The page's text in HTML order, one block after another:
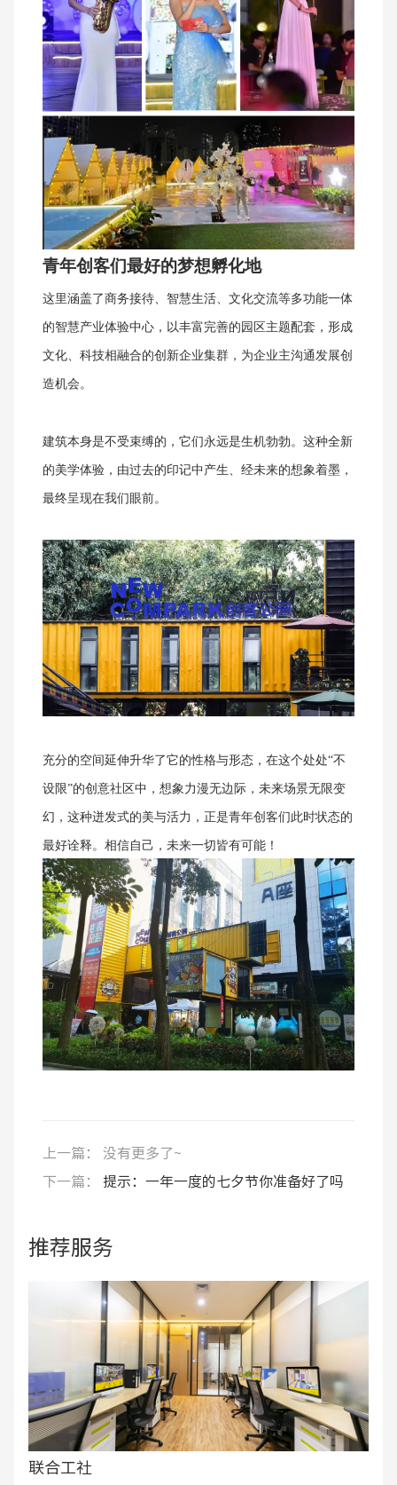
青年创客们最好的梦想孵化地
这里涵盖了商务接待、智慧生活、文化交流等多功能一体
的智慧产业体验中心，以丰富完善的园区主题配套，形成
文化、科技相融合的创新企业集群，为企业主沟通发展创
造机会。
建筑本身是不受束缚的，它们永远是生机勃勃。这种全新
的美学体验，由过去的印记中产生、经未来的想象着墨，
最终呈现在我们眼前。
充分的空间延伸升华了它的性格与形态，在这个处处“不
设限”的创意社区中，想象力漫无边际，未来场景无限变
幻，这种迸发式的美与活力，正是青年创客们此时状态的
最好诠释。相信自己，未来一切皆有可能！
上一篇：
没有更多了~
下一篇：
提示：一年一度的七夕节你准备好了吗
推荐服务
联合工社